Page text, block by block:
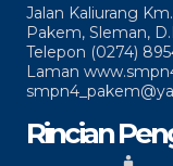
Jalan Kaliurang
Pakem, Sleman,
Telepon (0274)
Laman
Rincian